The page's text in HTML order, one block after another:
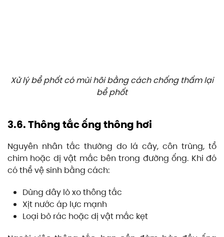
Xử lý bể phốt có mùi hôi bằng cách chống thấm lại
bể phốt
3.6. Thông tắc ống thông hơi
Nguyên nhân tắc thường do lá cây, côn trùng, tổ
chim hoặc dị vật mắc bên trong đường ống. Khi đó
có thể vệ sinh bằng cách:
Dùng dây lò xo thông tắc
Xịt nước áp lực mạnh
Loại bỏ rác hoặc dị vật mắc kẹt